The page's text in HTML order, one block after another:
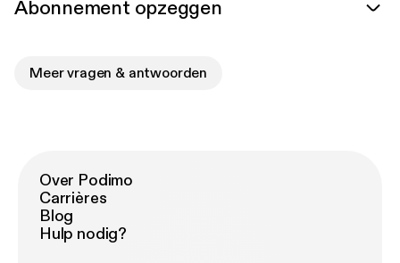
Abonnement opzeggen
Meer vragen & antwoorden
Over Podimo
Carrières
Blog
Hulp nodig?